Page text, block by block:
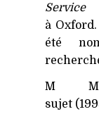
Service
à
été
M
sujet